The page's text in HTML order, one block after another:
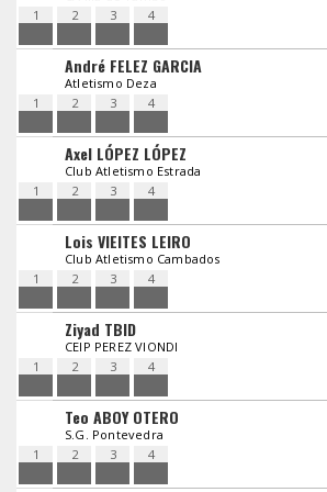
1
2 3 4
André FELEZ GARCIA
Atletismo Deza
1
2 3 4
Axel LÓPEZ LÓPEZ
Club Atletismo Estrada
1
2 3 4
Lois VIEITES LEIRO
Club Atletismo Cambados
1
2 3 4
Ziyad TBID
CEIP PEREZ VIONDI
1
2 3 4
Teo ABOY OTERO
S.G. Pontevedra
1
2 3 4